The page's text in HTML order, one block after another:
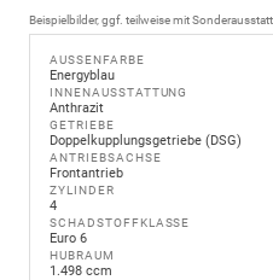
Beispielbilder, ggf. teilweise mit
AUSSENFARBE
Energyblau
INNENAUSSTATTUNG
Anthrazit
GETRIEBE
Doppelkupplungsgetriebe (DSG)
ANTRIEBSACHSE
Frontantrieb
ZYLINDER
4
SCHADSTOFFKLASSE
Euro 6
HUBRAUM
1.498 ccm